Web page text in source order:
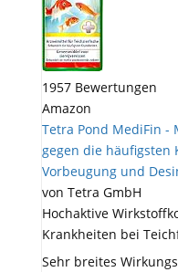
1957 Bewertungen
Amazon
Tetra Pond MediFin -
gegen die häufigsten
Vorbeugung und
von Tetra GmbH
Hochaktive
Krankheiten bei
Sehr breites